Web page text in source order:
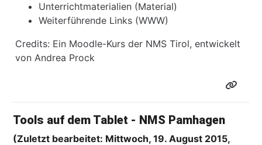
Unterrichtmaterialien (Material)
Weiterführende Links (WWW)
Credits: Ein Moodle-Kurs der NMS Tirol, entwickelt
von Andrea Prock
Tools auf dem Tablet - NMS Pamhagen
(Zuletzt bearbeitet: Mittwoch, 19. August 2015,